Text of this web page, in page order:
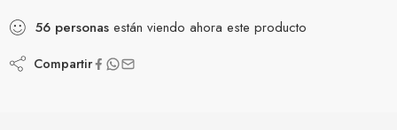
56 personas están viendo ahora este producto
Compartir